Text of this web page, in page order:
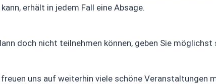
erhält in jedem Fall eine Absage.
doch nicht teilnehmen können, geben Sie
uns auf weiterhin viele schöne Veranstaltungen